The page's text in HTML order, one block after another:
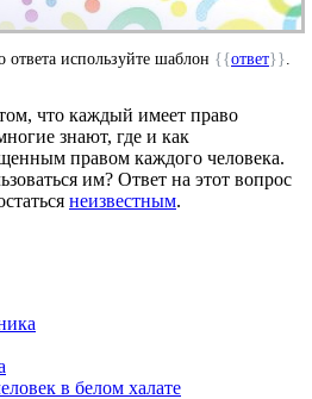
ответа используйте шаблон {{ответ}}
что каждый имеет право
знают, где и как
правом каждого человека.
им? Ответ на этот вопрос
неизвестным.
в белом халате